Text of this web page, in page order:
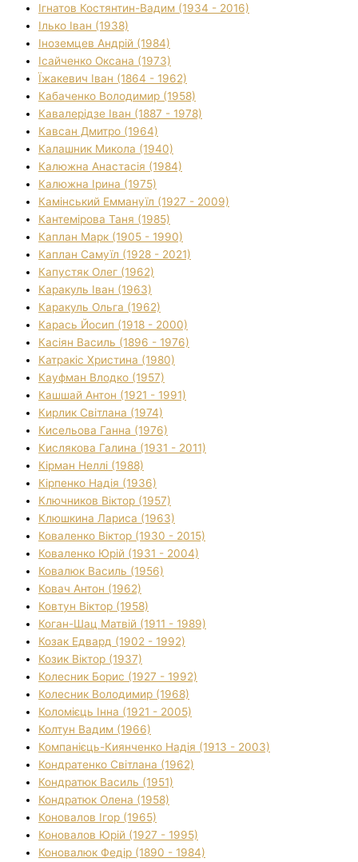
Ігнатов Костянтин-Вадим (1934 - 2016)
Ілько Іван (1938)
Іноземцев Андрій (1984)
Ісайченко Оксана (1973)
Їжакевич Іван (1864 - 1962)
Кабаченко Володимир (1958)
Кавалерідзе Іван (1887 - 1978)
Кавсан Дмитро (1964)
Калашник Микола (1940)
Калюжна Анастасія (1984)
Калюжна Ірина (1975)
Камінський Еммануїл (1927 - 2009)
Кантемірова Таня (1985)
Каплан Марк (1905 - 1990)
Каплан Самуїл (1928 - 2021)
Капустяк Олег (1962)
Каракуль Іван (1963)
Каракуль Ольга (1962)
Карась Йосип (1918 - 2000)
Касіян Василь (1896 - 1976)
Катракіс Христина (1980)
Кауфман Влодко (1957)
Кашшай Антон (1921 - 1991)
Кирлик Світлана (1974)
Кисельова Ганна (1976)
Кислякова Галина (1931 - 2011)
Кірман Неллі (1988)
Кірпенко Надія (1936)
Ключников Віктор (1957)
Клюшкина Лариса (1963)
Коваленко Віктор (1930 - 2015)
Коваленко Юрій (1931 - 2004)
Ковалюк Василь (1956)
Ковач Антон (1962)
Ковтун Віктор (1958)
Коган-Шац Матвій (1911 - 1989)
Козак Едвард (1902 - 1992)
Козик Віктор (1937)
Колесник Борис (1927 - 1992)
Колесник Володимир (1968)
Коломієць Інна (1921 - 2005)
Колтун Вадим (1966)
Компанієць-Киянченко Надія (1913 - 2003)
Кондратенко Світлана (1962)
Кондратюк Василь (1951)
Кондратюк Олена (1958)
Коновалов Ігор (1965)
Коновалов Юрій (1927 - 1995)
Коновалюк Федір (1890 - 1984)